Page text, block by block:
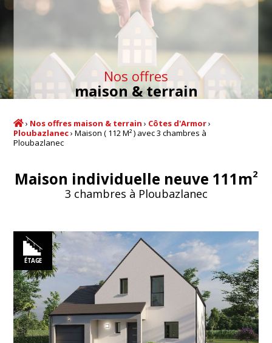
Nos offres
maison & terrain
› Nos offres maison & terrain › Côtes d'Armor›
Ploubazlanec›Maison ( 112 M² ) avec 3 chambres à
Ploubazlanec
Maison individuelle neuve 111m2
3 chambres à Ploubazlanec
ÉTAGE